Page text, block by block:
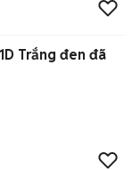
Trắng đen đã